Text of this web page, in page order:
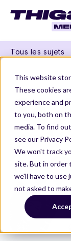
This website
These cookies
experience and
to you, both on
media. To find
see our Privacy
We won't track
site. But in order
we'll have to use
not asked to
Tous les sujets
Thiga Media